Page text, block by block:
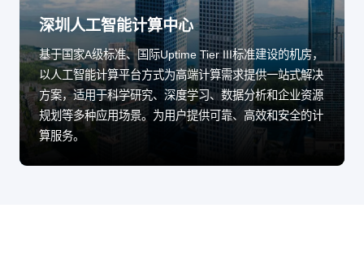
深圳人工智能计算中心
基于国家A级标准、国际Uptime Tier III标准建设的机房，
以人工智能计算平台方式为高端计算需求提供一站式解决
方案，适用于科学研究、深度学习、数据分析和企业资源
规划等多种应用场景。为用户提供可靠、高效和安全的计
算服务。